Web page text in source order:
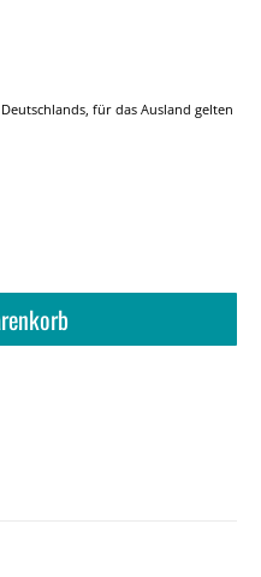
für das Ausland gelten